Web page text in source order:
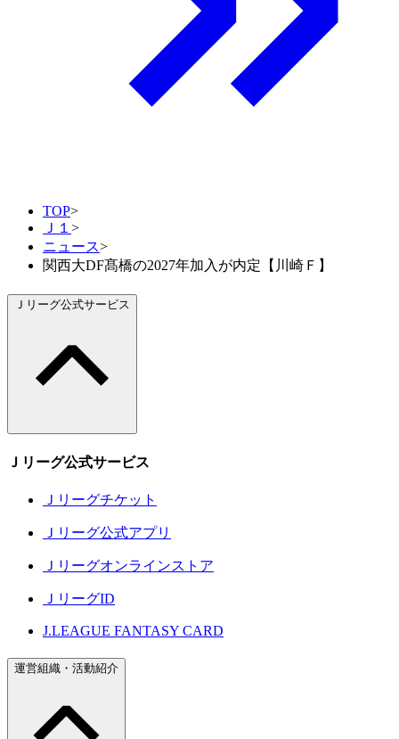
TOP>
Ｊ１ >
ニュース>
関西大DF髙橋の2027年加入が内定【川崎Ｆ】
Ｊリーグ公式サービス
Ｊリーグ公式サービス
Ｊリーグチケット
Ｊリーグ公式アプリ
Ｊリーグオンラインストア
ＪリーグID
J.LEAGUE FANTASY CARD
運営組織・活動紹介